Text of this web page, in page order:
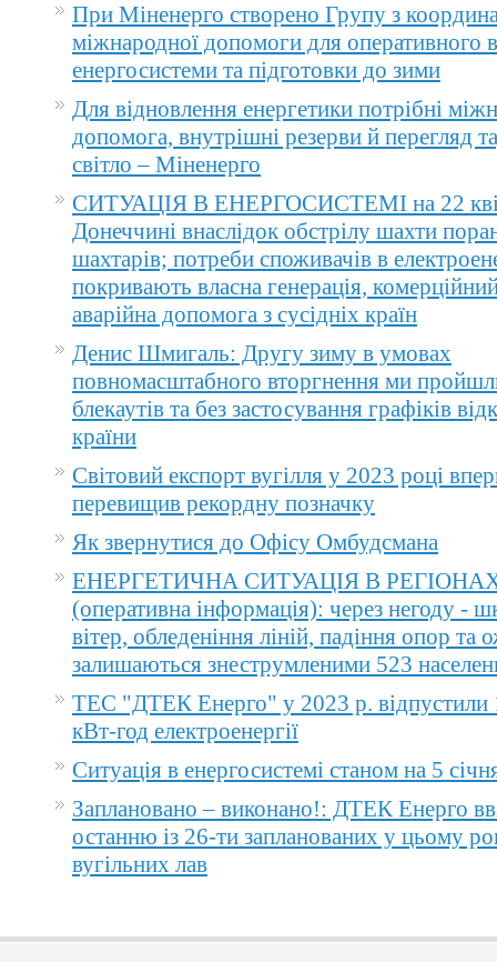
При Міненерго створено Групу з
міжнародної допомоги для оперативного
енергосистеми та підготовки до зими
Для відновлення енергетики потрібні
допомога, внутрішні резерви й перегляд
світло – Міненерго
СИТУАЦІЯ В ЕНЕРГОСИСТЕМІ на 22
Донеччині внаслідок обстрілу шахти
шахтарів; потреби споживачів в
покривають власна генерація,
аварійна допомога з сусідніх країн
Денис Шмигаль: Другу зиму в умовах
повномасштабного вторгнення ми
блекаутів та без застосування графіків
країни
Світовий експорт вугілля у 2023 році
перевищив рекордну позначку
Як звернутися до Офісу Омбудсмана
ЕНЕРГЕТИЧНА СИТУАЦІЯ В
(оперативна інформація): через негоду -
вітер, обледеніння ліній, падіння опор та
залишаються знеструмленими 523
ТЕС "ДТЕК Енерго" у 2023 р. відпустили
кВт-год електроенергії
Ситуація в енергосистемі станом на 5
Заплановано – виконано!: ДТЕК Енерго
останню із 26-ти запланованих у цьому
вугільних лав